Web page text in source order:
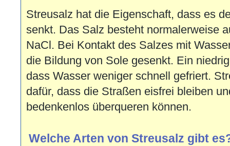
Streusalz hat die Eigenschaft, dass es
senkt. Das Salz besteht normalerweise
NaCl. Bei Kontakt des Salzes mit
die Bildung von Sole gesenkt. Ein
dass Wasser weniger schnell gefriert.
dafür, dass die Straßen eisfrei bleiben
bedenkenlos überqueren können.
Welche Arten von Streusalz gibt